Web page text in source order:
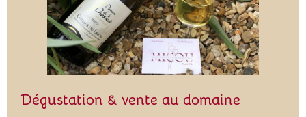
Dégustation & vente au domaine